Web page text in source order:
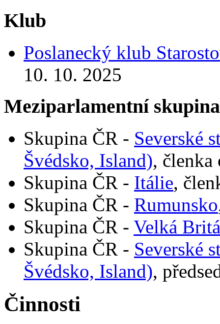
Klub
Poslanecký klub
10. 10. 2025
Meziparlamentní
Skupina ČR - Severské
Švédsko, Island), členka
Skupina ČR - Itálie,
Skupina ČR - Rumunsko
Skupina ČR - Velká
Skupina ČR - Severské
Švédsko, Island),
Činnosti